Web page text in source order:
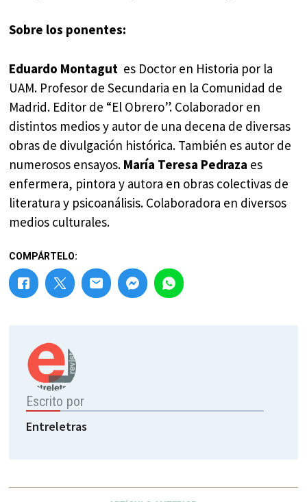
Sobre los ponentes:
Eduardo Montagut es Doctor en Historia por la
UAM. Profesor de Secundaria en la Comunidad de
Madrid. Editor de “El Obrero”. Colaborador en
distintos medios y autor de una decena de diversas
obras de divulgación histórica. También es autor de
numerosos ensayos. María Teresa Pedraza es
enfermera, pintora y autora en obras colectivas de
literatura y psicoanálisis. Colaboradora en diversos
medios culturales.
COMPÁRTELO:
Escrito por
Entreletras